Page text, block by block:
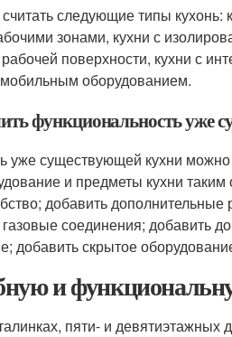
следующие типы кухонь:
зонами, кухни с
поверхности, кухни с
оборудованием.
функциональность уже
уже существующей кухни
и предметы кухни
добавить
газовые соединения; добавить
добавить скрытое
и
пяти- и